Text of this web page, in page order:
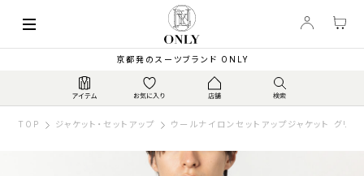
京都発のスーツブランド ONLY
TOP ジャケット・セットアップ ウールナイロンセットアップジャケット グリー